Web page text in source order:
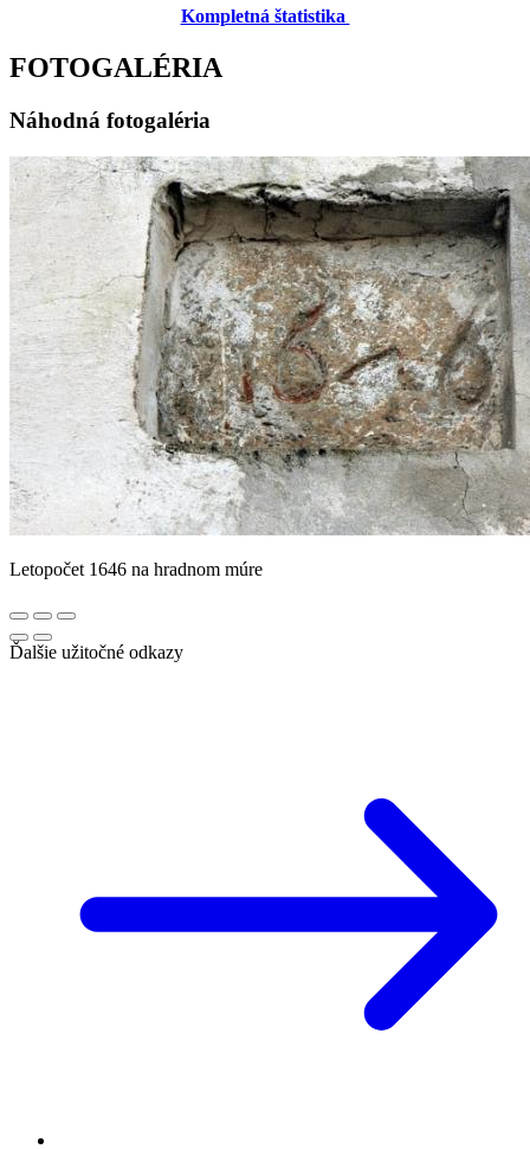
Kompletná štatistika
FOTOGALÉRIA
Náhodná fotogaléria
Letopočet 1646 na hradnom múre
Ďalšie užitočné odkazy